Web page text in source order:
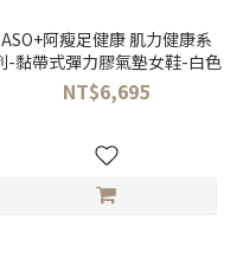
ASO+阿瘦足健康 肌力健康系
-黏帶式彈力膠氣墊女鞋-白色
NT$6,695